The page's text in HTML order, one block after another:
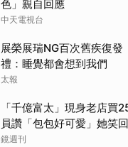
色」親自回應
中天電視台
展榮展瑞NG百次舊疾復
禮：睡覺都會想到我們
太報
「千億富太」現身老店
員讚「包包好可愛」她笑
鏡週刊